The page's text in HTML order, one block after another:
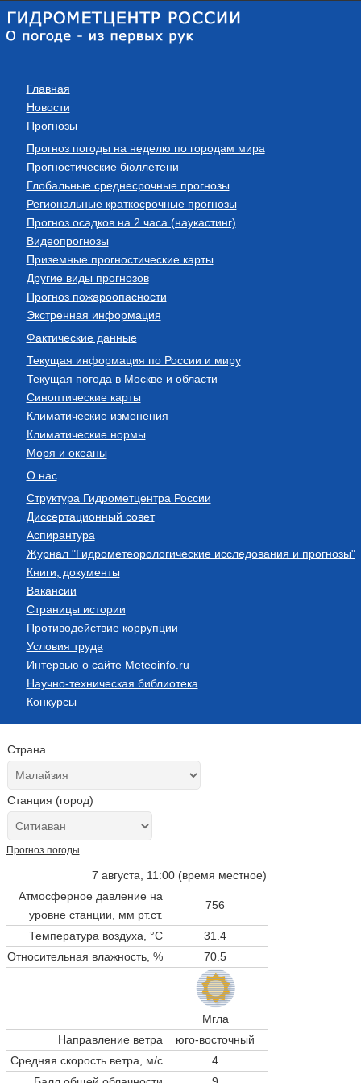
Главная
Новости
Прогнозы
Прогноз погоды на неделю по городам мира
Прогностические бюллетени
Глобальные среднесрочные прогнозы
Региональные краткосрочные прогнозы
Прогноз осадков на 2 часа (наукастинг)
Видеопрогнозы
Приземные прогностические карты
Другие виды прогнозов
Прогноз пожароопасности
Экстренная информация
Фактические данные
Текущая информация по России и миру
Текущая погода в Москве и области
Синоптические карты
Климатические изменения
Климатические нормы
Моря и океаны
О нас
Структура Гидрометцентра России
Диссертационный совет
Аспирантура
Журнал "Гидрометеорологические исследования и прогнозы"
Книги, документы
Вакансии
Страницы истории
Противодействие коррупции
Условия труда
Интервью о сайте Meteoinfo.ru
Научно-техническая библиотека
Конкурсы
Страна
Станция (город)
Прогноз погоды
7 августа, 11:00 (время местное)
Атмосферное давление на
уровне станции, мм рт.ст.
756
Температура воздуха, °C
31.4
Относительная влажность, %
70.5
Мгла
Направление ветра
юго-восточный
Средняя скорость ветра, м/с
4